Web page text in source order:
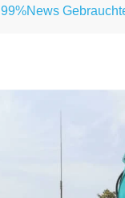
99%news